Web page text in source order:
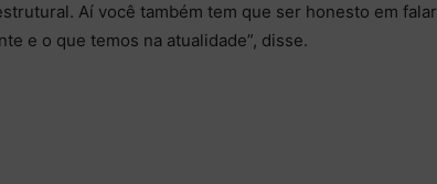
Aí você também tem que ser honesto em falar
e o que temos na atualidade”, disse.